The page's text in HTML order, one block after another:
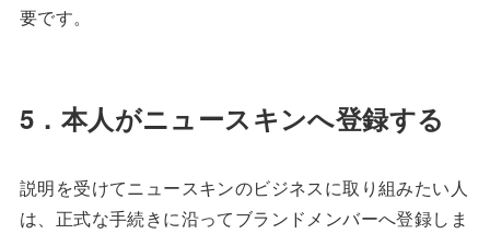
要です。
5．本人がニュースキンへ登録する
説明を受けてニュースキンのビジネスに取り組みたい人
は、正式な手続きに沿ってブランドメンバーへ登録しま